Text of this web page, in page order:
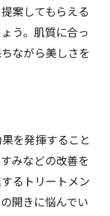
案してもらえる
う。肌質に合っ
ながら美しさを
を発揮すること
みなどの改善を
るトリートメン
開きに悩んでい